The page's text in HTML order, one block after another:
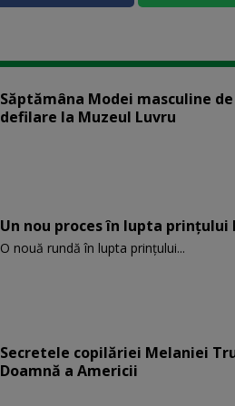
Săptămâna Modei masculine
defilare la Muzeul Luvru
Un nou proces în lupta
O nouă rundă în lupta prinţului...
Secretele copilăriei Melaniei
Doamnă a Americii